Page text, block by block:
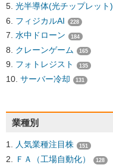
光半導体(光チップレット)
フィジカルAI 228
水中ドローン 184
クレーンゲーム 165
フォトレジスト 135
サーバー冷却 131
業種別
人気業種注目株 151
ＦＡ（工場自動化） 128